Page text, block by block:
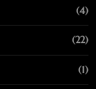
(4)
(22)
(1)